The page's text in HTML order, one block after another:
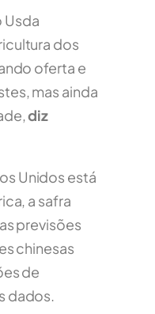
Usda
dos
oferta e
mas ainda
diz
Unidos está
a safra
previsões
chinesas
de
dados.